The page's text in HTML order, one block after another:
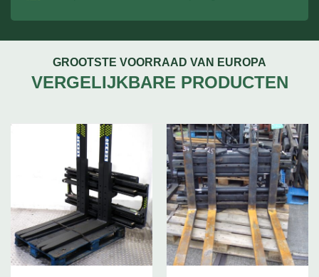
GROOTSTE VOORRAAD VAN EUROPA
VERGELIJKBARE PRODUCTEN